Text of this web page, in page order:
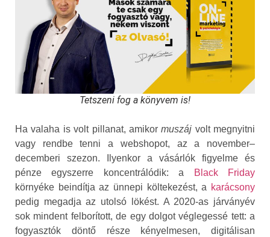
Tetszeni fog a könyvem is!
Ha valaha is volt pillanat, amikormuszáj volt megnyitni
vagy rendbe tenni a webshopot, az a november–
decemberi szezon. Ilyenkor a vásárlók figyelme és
pénze egyszerre koncentrálódik: a
Black Friday
környéke beindítja az ünnepi költekezést, a karácsony
pedig megadja az utolsó lökést. A 2020-as járványév
sok mindent felborított, de egy dolgot véglegessé tett: a
fogyasztók döntő része kényelmesen, digitálisan